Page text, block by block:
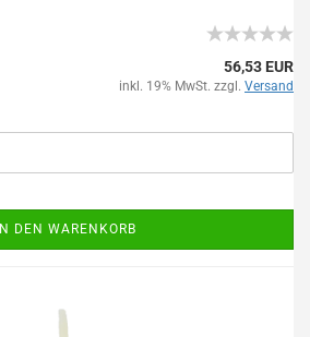
56,53 EUR
inkl. 19% MwSt. zzgl. Versand
IN DEN WARENKORB